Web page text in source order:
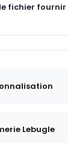
fichier fournir
Lebugle